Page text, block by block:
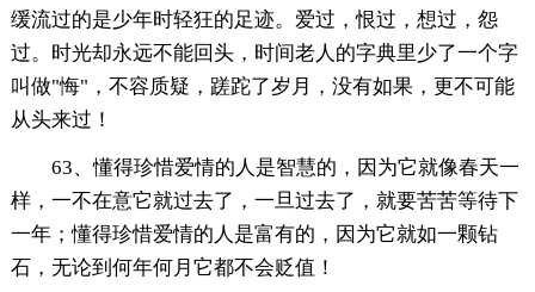
缓流过的是少年时轻狂的足迹。爱过，恨过，想过，怨
过。时光却永远不能回头，时间老人的字典里少了一个字
叫做"悔"，不容质疑，蹉跎了岁月，没有如果，更不可能
从头来过！
63、懂得珍惜爱情的人是智慧的，因为它就像春天一
样，一不在意它就过去了，一旦过去了，就要苦苦等待下
一年；懂得珍惜爱情的人是富有的，因为它就如一颗钻
石，无论到何年何月它都不会贬值！